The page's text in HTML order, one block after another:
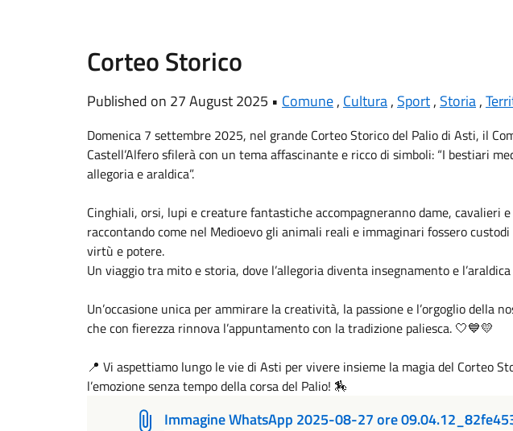
Corteo Storico
Published on 27 August 2025 • Comune, Cultura, Sport, Storia,
Domenica 7 settembre 2025, nel grande Corteo Storico del Palio di Asti, il
Castell’Alfero sfilerà con un tema affascinante e ricco di simboli: “I bestiari
allegoria e araldica”.
Cinghiali, orsi, lupi e creature fantastiche accompagneranno dame, cavalieri
raccontando come nel Medioevo gli animali reali e immaginari fossero
virtù e potere.
Un viaggio tra mito e storia, dove l’allegoria diventa insegnamento e
Un’occasione unica per ammirare la creatività, la passione e l’orgoglio della
che con fierezza rinnova l’appuntamento con la tradizione paliesca. 🤍💙💛
📍 Vi aspettiamo lungo le vie di Asti per vivere insieme la magia del Corteo
l’emozione senza tempo della corsa del Palio! 🏇
Immagine WhatsApp 2025-08-27 ore